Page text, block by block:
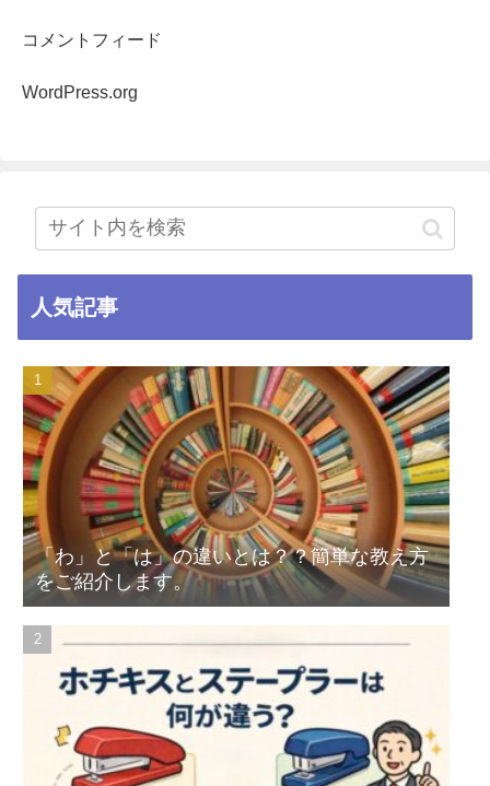
コメントフィード
WordPress.org
人気記事
「わ」と「は」の違いとは？？簡単な教え方
をご紹介します。